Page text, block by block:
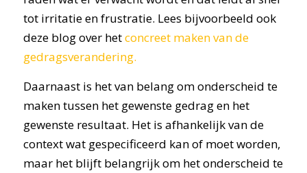
tot irritatie en frustratie. Lees bijvoorbeeld ook
deze blog over hetconcreet maken van de
gedragsverandering.
Daarnaast is het van belang om onderscheid te
maken tussen het gewenste gedrag en het
gewenste resultaat. Het is afhankelijk van de
context wat gespecificeerd kan of moet worden,
maar het blijft belangrijk om het onderscheid te